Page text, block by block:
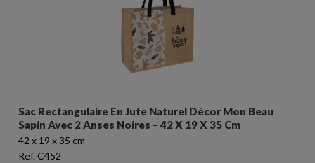
Sac Rectangulaire En Jute Naturel Décor Mon Beau
Sapin Avec 2 Anses Noires – 42 X 19 X 35 Cm
42 x 19 x 35 cm
Ref. C452